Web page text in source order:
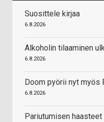
Suosittele kirjaa
6.8.2026
Alkoholin tilaaminen
6.8.2026
Doom pyörii nyt myös
6.8.2026
Pariutumisen